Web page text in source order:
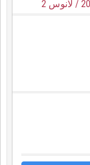
/ لانوس 2